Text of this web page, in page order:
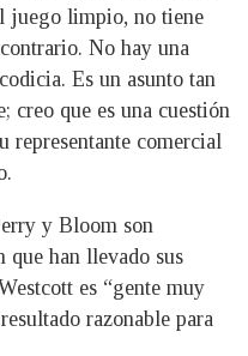
juego limpio, no tiene
No hay una
Es un asunto tan
creo que es una cuestión
representante comercial
y Bloom son
que han llevado sus
es “gente muy
razonable para